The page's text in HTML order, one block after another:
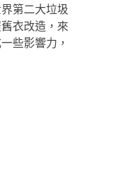
第二大垃圾
衣改造，來
些影響力，